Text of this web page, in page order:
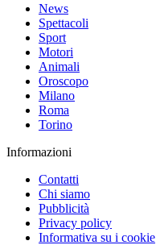
News
Spettacoli
Sport
Motori
Animali
Oroscopo
Milano
Roma
Torino
Informazioni
Contatti
Chi siamo
Pubblicità
Privacy policy
Informativa su i cookie